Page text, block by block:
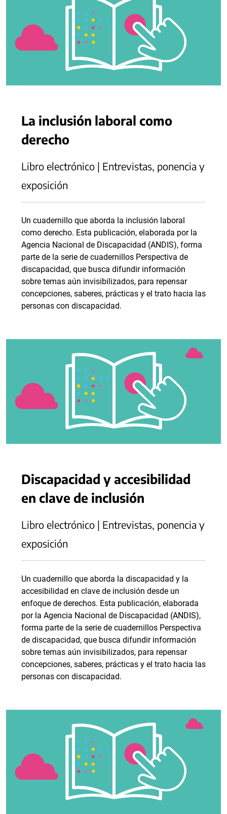
La inclusión laboral como
derecho
Libro electrónico | Entrevistas, ponencia y
exposición
Un cuadernillo que aborda la inclusión laboral
como derecho. Esta publicación, elaborada por la
Agencia Nacional de Discapacidad (ANDIS), forma
parte de la serie de cuadernillos Perspectiva de
discapacidad, que busca difundir información
sobre temas aún invisibilizados, para repensar
concepciones, saberes, prácticas y el trato hacia las
personas con discapacidad.
Discapacidad y accesibilidad
en clave de inclusión
Libro electrónico | Entrevistas, ponencia y
exposición
Un cuadernillo que aborda la discapacidad y la
accesibilidad en clave de inclusión desde un
enfoque de derechos. Esta publicación, elaborada
por la Agencia Nacional de Discapacidad (ANDIS),
forma parte de la serie de cuadernillos Perspectiva
de discapacidad, que busca difundir información
sobre temas aún invisibilizados, para repensar
concepciones, saberes, prácticas y el trato hacia las
personas con discapacidad.